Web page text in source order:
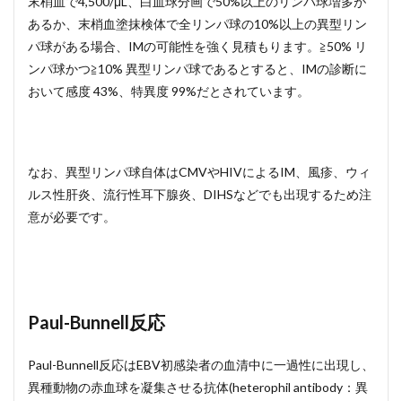
あるか、末梢血塗抹検体で全リンパ球の10%以上の異型リン
パ球がある場合、IMの可能性を強く見積もります。≧50% リ
ンパ球かつ≧10% 異型リンパ球であるとすると、IMの診断に
おいて感度 43%、特異度 99%だとされています。
なお、異型リンパ球自体はCMVやHIVによるIM、風疹、ウィ
ルス性肝炎、流行性耳下腺炎、DIHSなどでも出現するため注
意が必要です。
Paul-Bunnell反応
Paul-Bunnell反応はEBV初感染者の血清中に一過性に出現し、
異種動物の赤血球を凝集させる抗体(heterophil antibody：異